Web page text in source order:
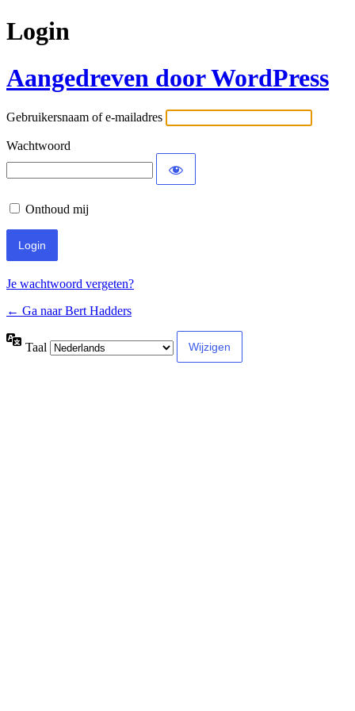
Login
Aangedreven door WordPress
Gebruikersnaam of e-mailadres
Wachtwoord
Onthoud mij
Je wachtwoord vergeten?
← Ga naar Bert Hadders
Taal